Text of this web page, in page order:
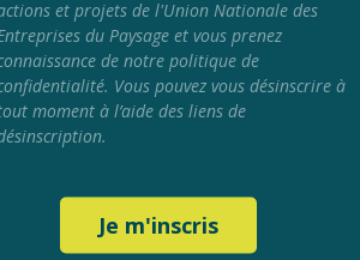
et projets de l'Union Nationale des
du Paysage et vous prenez
de notre politique de
Vous pouvez vous désinscrire à
moment à l’aide des liens de